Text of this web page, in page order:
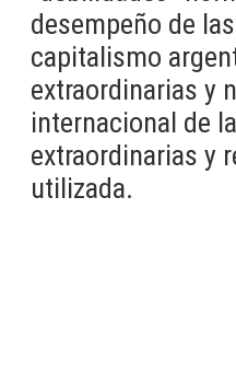
desempeño de
capitalismo
extraordinarias y
internacional de
extraordinarias y
utilizada.